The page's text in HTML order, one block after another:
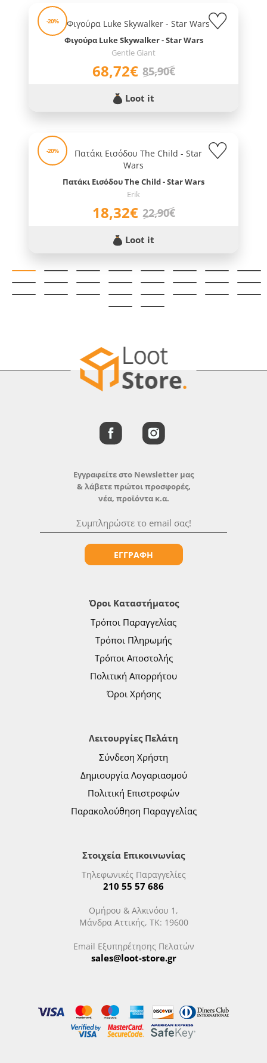
-20%
Φιγούρα Luke Skywalker - Star Wars
Gentle Giant
68,72€ 85,90€
Loot it
-20%
Πατάκι Εισόδου The Child - Star Wars
Erik
18,32€ 22,90€
Loot it
Όροι Καταστήματος
Τρόποι Παραγγελίας
Τρόποι Πληρωμής
Τρόποι Αποστολής
Πολιτική Απορρήτου
Όροι Χρήσης
Λειτουργίες Πελάτη
Σύνδεση Χρήστη
Δημιουργία Λογαριασμού
Πολιτική Επιστροφών
Παρακολούθηση Παραγγελίας
Στοιχεία Επικοινωνίας
Τηλεφωνικές Παραγγελίες
210 55 57 686
Ομήρου & Αλκινόου 1,
Μάνδρα Αττικής, ΤΚ: 19600
Email Εξυπηρέτησης Πελατών
sales@loot-store.gr
Εγγραφείτε στο Newsletter μας
& λάβετε πρώτοι προσφορές,
νέα, προϊόντα κ.α.
ΕΓΓΡΑΦΗ